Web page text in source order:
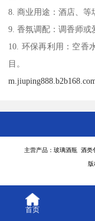
8. 商业用途：酒店、等
9. 香氛调配：调香师或
10. 环保再利用：空香
目。
主营产品：玻璃酒瓶 酒
首页